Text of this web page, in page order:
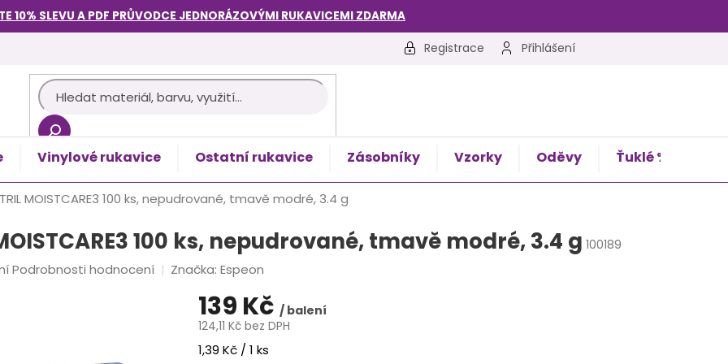
10% SLEVU A PDF PRŮVODCE JEDNORÁZOVÝMI RUKAVICEMI ZDARMA
Registrace Přihlášení
Vinylové rukavice Ostatní rukavice Zásobníky Vzorky Oděvy Ťuklé %
MOISTCARE3 100 ks, nepudrované, tmavě modré, 3.4 g
100 ks, nepudrované, tmavě modré, 3.4 g 100189
Podrobnosti hodnocení Značka: Espeon
139 Kč / balení
124,11 Kč bez DPH
Měrná
1,39 Kč / 1 ks